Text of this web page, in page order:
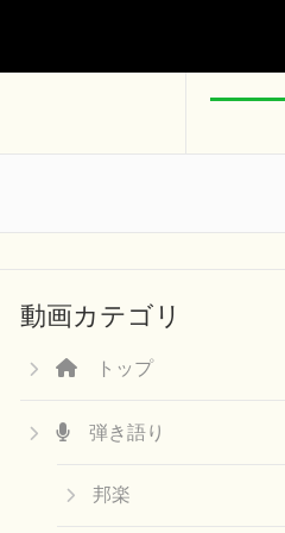
動画カテゴリ
トップ
弾き語り
邦楽